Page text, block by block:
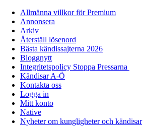
Allmänna villkor för Premium
Annonsera
Arkiv
Återställ lösenord
Bästa kändissajterna 2026
Bloggnytt
Integritetspolicy Stoppa Pressarna
Kändisar A-Ö
Kontakta oss
Logga in
Mitt konto
Native
Nyheter om kungligheter och kändisar